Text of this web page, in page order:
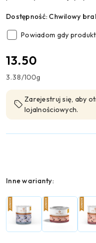
Dostępność: Chwilowy
Powiadom gdy
cena:
13.50
3.38/100g
Zarejestruj się, aby
lojalnościowych.
Wariant
Inne warianty: